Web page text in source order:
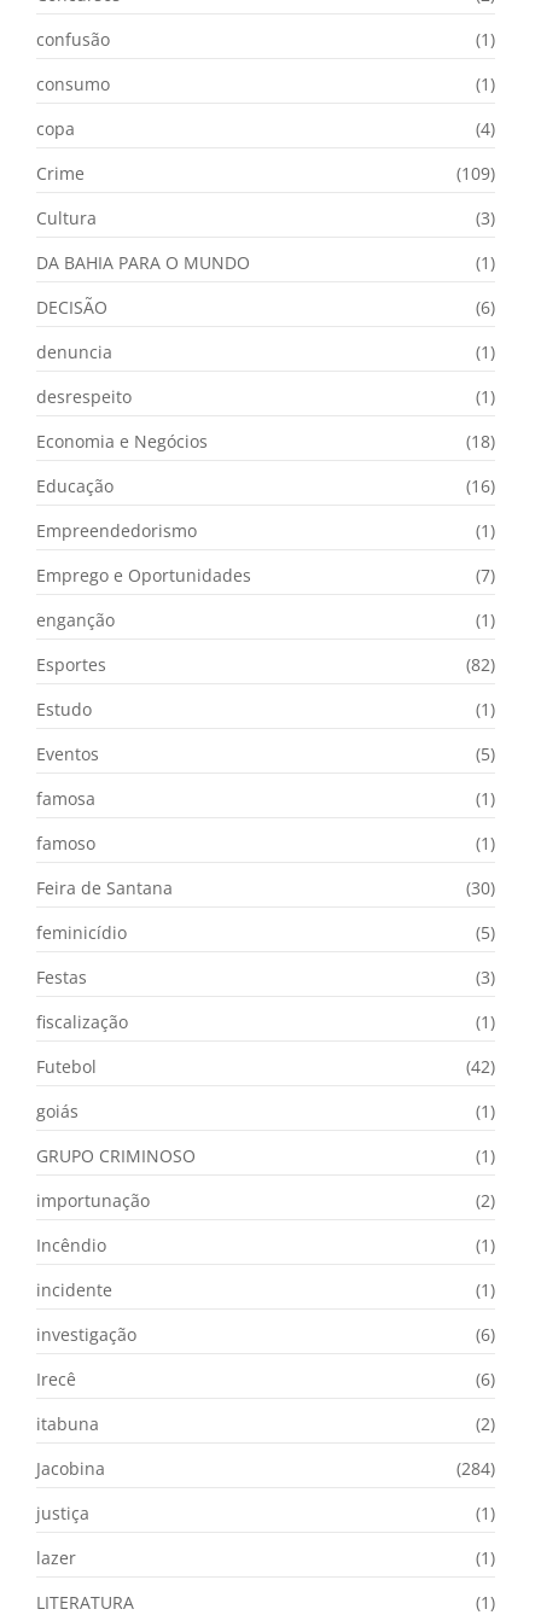
confusão
(1)
consumo
(1)
copa
(4)
Crime
(109)
Cultura
(3)
DA BAHIA PARA O MUNDO
(1)
DECISÃO
(6)
denuncia
(1)
desrespeito
(1)
Economia e Negócios
(18)
Educação
(16)
Empreendedorismo
(1)
Emprego e Oportunidades
(7)
enganção
(1)
Esportes
(82)
Estudo
(1)
Eventos
(5)
famosa
(1)
famoso
(1)
Feira de Santana
(30)
feminicídio
(5)
Festas
(3)
fiscalização
(1)
Futebol
(42)
goiás
(1)
GRUPO CRIMINOSO
(1)
importunação
(2)
Incêndio
(1)
incidente
(1)
investigação
(6)
Irecê
(6)
itabuna
(2)
Jacobina
(284)
justiça
(1)
lazer
(1)
LITERATURA
(1)